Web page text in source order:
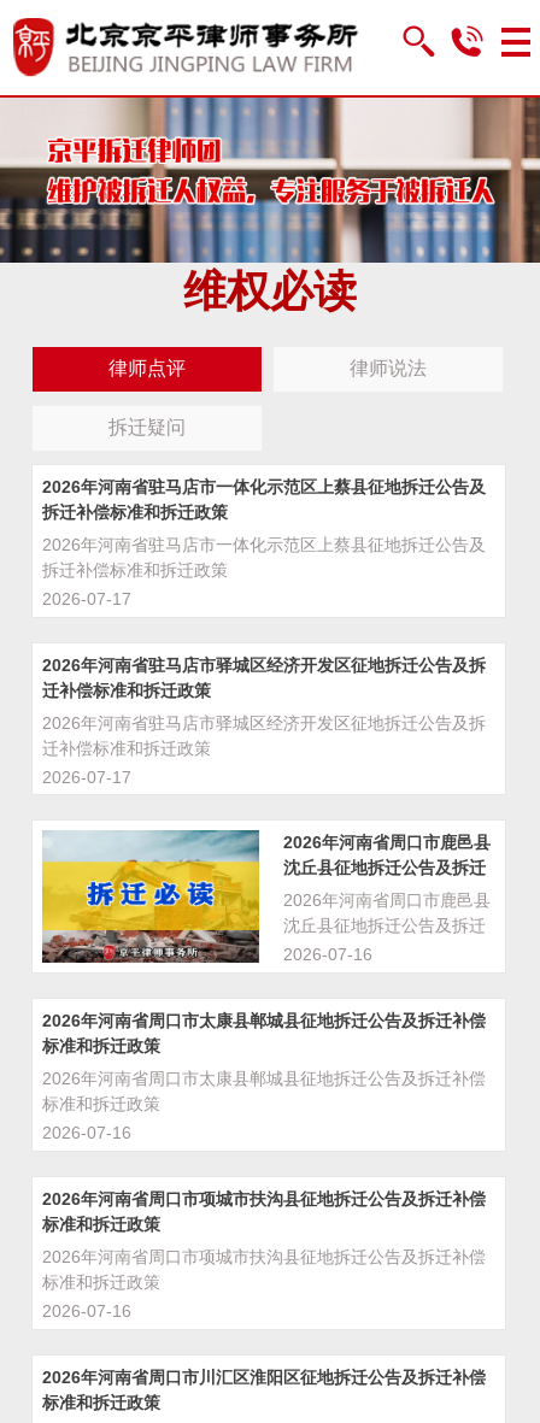
维权必读
律师点评 律师说法
拆迁疑问
2026年河南省驻马店市一体化示范区上蔡县征地拆迁公告及
拆迁补偿标准和拆迁政策
2026年河南省驻马店市一体化示范区上蔡县征地拆迁公告及
拆迁补偿标准和拆迁政策
2026-07-17
2026年河南省驻马店市驿城区经济开发区征地拆迁公告及拆
迁补偿标准和拆迁政策
2026年河南省驻马店市驿城区经济开发区征地拆迁公告及拆
迁补偿标准和拆迁政策
2026-07-17
2026年河南省周口市鹿邑县
沈丘县征地拆迁公告及拆迁
补偿标准和拆迁政策
2026年河南省周口市鹿邑县
沈丘县征地拆迁公告及拆迁
补偿标准和拆迁政策
2026-07-16
2026年河南省周口市太康县郸城县征地拆迁公告及拆迁补偿
标准和拆迁政策
2026年河南省周口市太康县郸城县征地拆迁公告及拆迁补偿
标准和拆迁政策
2026-07-16
2026年河南省周口市项城市扶沟县征地拆迁公告及拆迁补偿
标准和拆迁政策
2026年河南省周口市项城市扶沟县征地拆迁公告及拆迁补偿
标准和拆迁政策
2026-07-16
2026年河南省周口市川汇区淮阳区征地拆迁公告及拆迁补偿
标准和拆迁政策